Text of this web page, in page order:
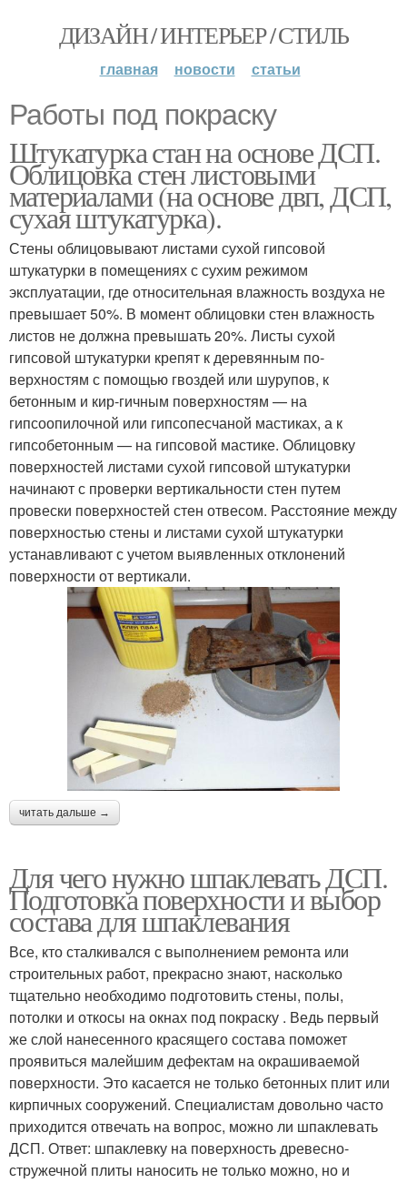
ДИЗАЙН / ИНТЕРЬЕР / СТИЛЬ
главная новости статьи
Работы под покраску
Штукатурка стан на основе ДСП.
Облицовка стен листовыми
материалами (на основе двп, ДСП,
сухая штукатурка).
Стены облицовывают листами сухой гипсовой
штукатурки в помещениях с сухим режимом
эксплуатации, где относительная влажность воздуха не
превышает 50%. В момент облицовки стен влажность
листов не должна превышать 20%. Листы сухой
гипсовой штукатурки крепят к деревянным по­
верхностям с помощью гвоздей или шурупов, к
бетонным и кир-гичным поверхностям — на
гипсоопилочной или гипсопесчаной мастиках, а к
гипсобетонным — на гипсовой мастике. Облицовку
поверхностей листами сухой гипсовой штукатурки
начинают с проверки вертикальности стен путем
провески поверхностей стен отвесом. Расстояние между
поверхностью стены и листами сухой штукатурки
устанавливают с учетом выявленных отклонений
поверхности от вертика­ли.
читать дальше →
Для чего нужно шпаклевать ДСП.
Подготовка поверхности и выбор
состава для шпаклевания
Все, кто сталкивался с выполнением ремонта или
строительных работ, прекрасно знают, насколько
тщательно необходимо подготовить стены, полы,
потолки и откосы на окнах под покраску . Ведь первый
же слой нанесенного красящего состава поможет
проявиться малейшим дефектам на окрашиваемой
поверхности. Это касается не только бетонных плит или
кирпичных сооружений. Специалистам довольно часто
приходится отвечать на вопрос, можно ли шпаклевать
ДСП. Ответ: шпаклевку на поверхность древесно-
стружечной плиты наносить не только можно, но и